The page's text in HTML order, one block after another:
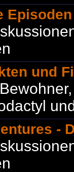
Episoden
und
-